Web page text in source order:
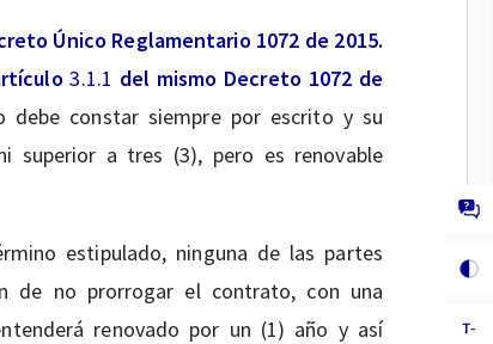
Único Reglamentario 1072 de 2015.
3.1.1 del mismo Decreto 1072 de
constar siempre por escrito y su
superior a tres (3), pero es renovable
estipulado, ninguna de las partes
de no prorrogar el contrato, con una
renovado por un (1) año y así